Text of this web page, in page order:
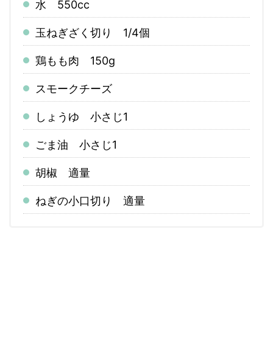
水 550cc
玉ねぎざく切り 1/4個
鶏もも肉 150g
スモークチーズ
しょうゆ 小さじ1
ごま油 小さじ1
胡椒 適量
ねぎの小口切り 適量